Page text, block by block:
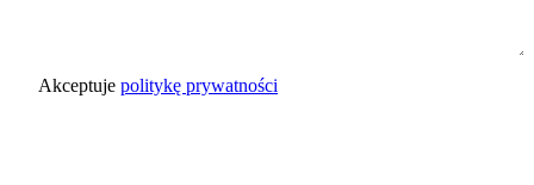
Akceptuje politykę prywatności